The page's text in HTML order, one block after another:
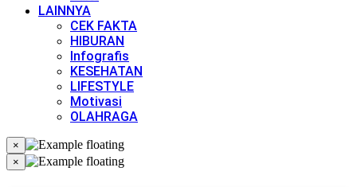
LAINNYA
CEK FAKTA
HIBURAN
Infografis
KESEHATAN
LIFESTYLE
Motivasi
OLAHRAGA
×
×